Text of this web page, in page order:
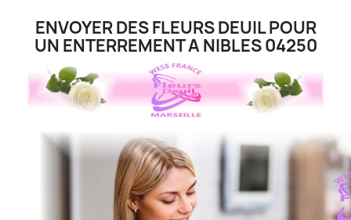
ENVOYER DES FLEURS DEUIL POUR
UN ENTERREMENT A NIBLES 04250